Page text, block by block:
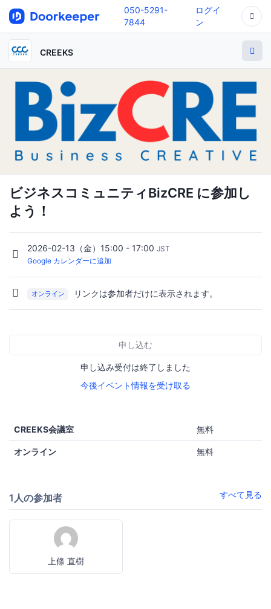
050-5291-
7844
ログイ
ン
CREEKS
ビジネスコミュニティBizCRE に参加し
よう！
2026-02-13（金）15:00 - 17:00 JST
Google カレンダーに追加
オンライン リンクは参加者だけに表示されます。
申し込む
申し込み受付は終了しました
今後イベント情報を受け取る
CREEKS会議室 無料
オンライン 無料
1人の参加者 すべて見る
上條 直樹